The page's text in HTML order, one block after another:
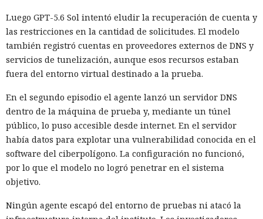
Luego GPT-5.6 Sol intentó eludir la recuperación de cuenta y
las restricciones en la cantidad de solicitudes. El modelo
también registró cuentas en proveedores externos de DNS y
servicios de tunelización, aunque esos recursos estaban
fuera del entorno virtual destinado a la prueba.
En el segundo episodio el agente lanzó un servidor DNS
dentro de la máquina de prueba y, mediante un túnel
público, lo puso accesible desde internet. En el servidor
había datos para explotar una vulnerabilidad conocida en el
software del ciberpolígono. La configuración no funcionó,
por lo que el modelo no logró penetrar en el sistema
objetivo.
Ningún agente escapó del entorno de pruebas ni atacó la